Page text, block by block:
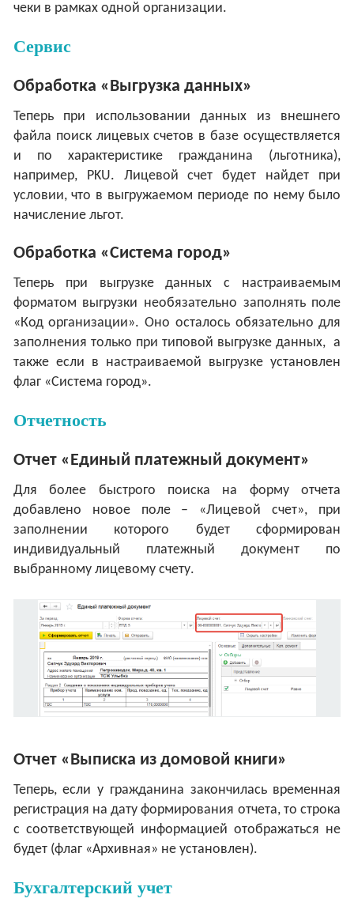
чеки в рамках одной организации.
Сервис
Обработка «Выгрузка данных»
Теперь при использовании данных из внешнего
файла поиск лицевых счетов в базе осуществляется
и по характеристике гражданина (льготника),
например, PKU. Лицевой счет будет найдет при
условии, что в выгружаемом периоде по нему было
начисление льгот.
Обработка «Система город»
Теперь при выгрузке данных с настраиваемым
форматом выгрузки необязательно заполнять поле
«Код организации». Оно осталось обязательно для
заполнения только при типовой выгрузке данных, а
также если в настраиваемой выгрузке установлен
флаг «Система город».
Отчетность
Отчет «Единый платежный документ»
Для более быстрого поиска на форму отчета
добавлено новое поле – «Лицевой счет», при
заполнении которого будет сформирован
индивидуальный платежный документ по
выбранному лицевому счету.
Отчет «Выписка из домовой книги»
Теперь, если у гражданина закончилась временная
регистрация на дату формирования отчета, то строка
с соответствующей информацией отображаться не
будет (флаг «Архивная» не установлен).
Бухгалтерский учет